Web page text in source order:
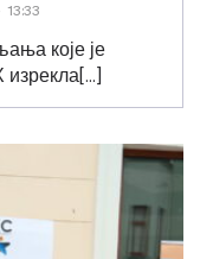
13:33
које је
изрекла[…]